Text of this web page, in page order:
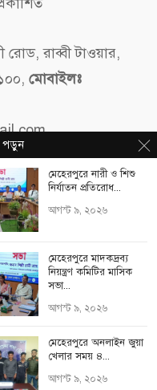
রাব্বী টাওয়ার,
মোবাইলঃ
সকল অধিকার সংরক্ষিত।
সার্ভিসঃ
মেহেরপুরে নারী ও শিশু
নির্যাতন প্রতিরোধ...
আগস্ট ৯, ২০২৬
মেহেরপুরে মাদকদ্রব্য
নিয়ন্ত্রণ কমিটির মাসিক
সভা...
আগস্ট ৯, ২০২৬
মেহেরপুরে অনলাইন জুয়া
খেলার সময় ৪...
আগস্ট ৯, ২০২৬